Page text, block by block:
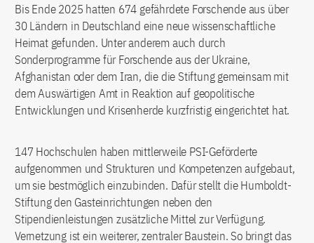
Bis Ende 2025 hatten 674 gefährdete Forschende aus über
30 Ländern in Deutschland eine neue wissenschaftliche
Heimat gefunden. Unter anderem auch durch
Sonderprogramme für Forschende aus der Ukraine,
Afghanistan oder dem Iran, die die Stiftung gemeinsam mit
dem Auswärtigen Amt in Reaktion auf geopolitische
Entwicklungen und Krisenherde kurzfristig eingerichtet hat.
147 Hochschulen haben mittlerweile PSI-Geförderte
aufgenommen und Strukturen und Kompetenzen aufgebaut,
um sie bestmöglich einzubinden. Dafür stellt die Humboldt-
Stiftung den Gasteinrichtungen neben den
Stipendienleistungen zusätzliche Mittel zur Verfügung.
Vernetzung ist ein weiterer, zentraler Baustein. So bringt das